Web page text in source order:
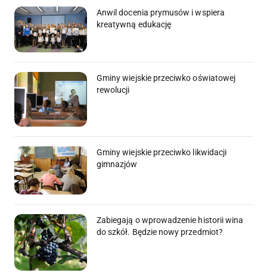
Anwil docenia prymusów i wspiera
kreatywną edukację
Gminy wiejskie przeciwko oświatowej
rewolucji
Gminy wiejskie przeciwko likwidacji
gimnazjów
Zabiegają o wprowadzenie historii wina
do szkół. Będzie nowy przedmiot?